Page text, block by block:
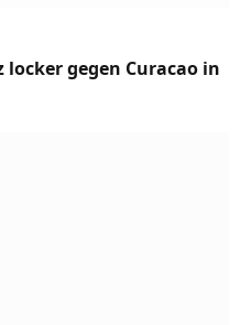
gegen Curacao in